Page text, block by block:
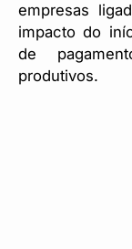
empresas
impacto do
de
produtivos.